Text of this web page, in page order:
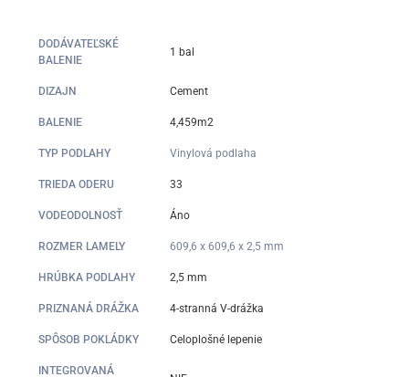
DODÁVATEĽSKÉ
BALENIE
1 bal
DIZAJN Cement
BALENIE 4,459m2
TYP PODLAHY Vinylová podlaha
TRIEDA ODERU 33
VODEODOLNOSŤ Áno
ROZMER LAMELY 609,6 x 609,6 x 2,5 mm
HRÚBKA PODLAHY 2,5 mm
PRIZNANÁ DRÁŽKA 4-stranná V-drážka
SPÔSOB POKLÁDKY Celoplošné lepenie
INTEGROVANÁ